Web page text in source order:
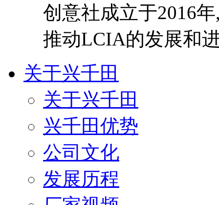
创意社成立于2016
推动LCIA的发展和
关于兴千田
关于兴千田
兴千田优势
公司文化
发展历程